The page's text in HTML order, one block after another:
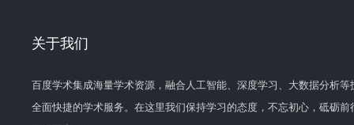
关于我们
百度学术集成海量学术资源，融合人工智能、深度学习、大数据分析
全面快捷的学术服务。在这里我们保持学习的态度，不忘初心，砥砺前